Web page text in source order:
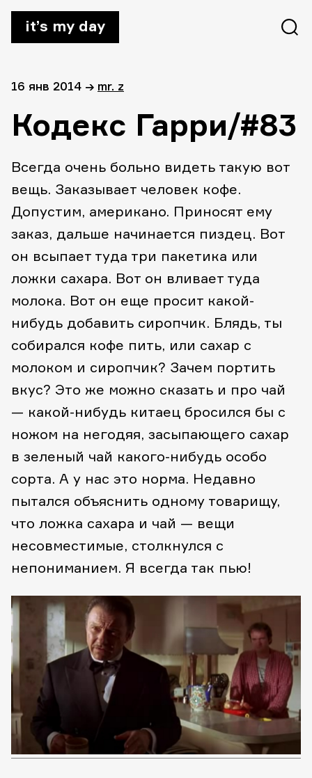
it’s my day
16 янв 2014 → mr. z
Кодекс Гарри/#83
Всегда очень больно видеть такую вот
вещь. Заказывает человек кофе.
Допустим, американо. Приносят ему
заказ, дальше начинается пиздец. Вот
он всыпает туда три пакетика или
ложки сахара. Вот он вливает туда
молока. Вот он еще просит какой-
нибудь добавить сиропчик. Блядь, ты
собирался кофе пить, или сахар с
молоком и сиропчик? Зачем портить
вкус? Это же можно сказать и про чай
— какой-нибудь китаец бросился бы с
ножом на негодяя, засыпающего сахар
в зеленый чай какого-нибудь особо
сорта. А у нас это норма. Недавно
пытался объяснить одному товарищу,
что ложка сахара и чай — вещи
несовместимые, столкнулся с
непониманием. Я всегда так пью!